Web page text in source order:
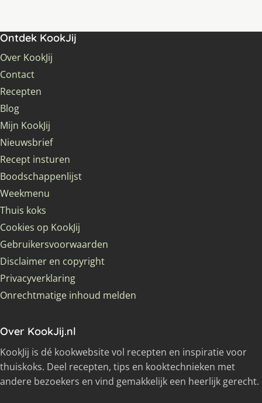
Ontdek KookJij
Over KookJij
Contact
Recepten
Blog
Mijn KookJij
Nieuwsbrief
Recept insturen
Boodschappenlijst
Weekmenu
Thuis koks
Cookies op KookJij
Gebruikersvoorwaarden
Disclaimer en copyright
Privacyverklaring
Onrechtmatige inhoud melden
Over KookJij.nl
KookJij is dé kookwebsite vol recepten en inspiratie voor
thuiskoks. Deel recepten, tips en kooktechnieken met
andere bezoekers en vind gemakkelijk een heerlijk gerecht.